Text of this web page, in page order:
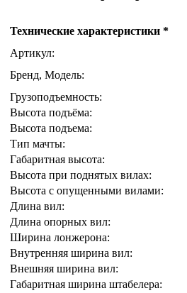
Технические характеристики *
Артикул:
Бренд, Модель:
Грузоподъемность:
Высота подъёма:
Высота подъема:
Тип мачты:
Габаритная высота:
Высота при поднятых вилах:
Высота с опущенными вилами:
Длина вил:
Длина опорных вил:
Ширина лонжерона:
Внутренняя ширина вил:
Внешняя ширина вил:
Габаритная ширина штабелера: